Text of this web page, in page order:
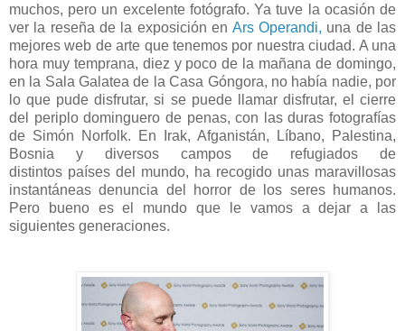
muchos, pero un excelente fotógrafo. Ya tuve la ocasión de
ver la reseña de la exposición en Ars Operandi, una de las
mejores web de arte que tenemos por nuestra ciudad. A una
hora muy temprana, diez y poco de la mañana de domingo,
en la Sala Galatea de la Casa Góngora, no había nadie, por
lo que pude disfrutar, si se puede llamar disfrutar, el cierre
del periplo dominguero de penas, con las duras fotografías
de Simón Norfolk. En Irak, Afganistán, Líbano, Palestina,
Bosnia y diversos campos de refugiados de
distintos países del mundo, ha recogido unas maravillosas
instantáneas denuncia del horror de los seres humanos.
Pero bueno es el mundo que le vamos a dejar a las
siguientes generaciones.